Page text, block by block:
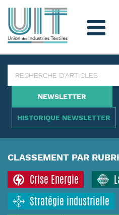
NEWSLETTER
HISTORIQUE NEWSLETTER
CLASSEMENT PAR
Crise Energie
Stratégie industrielle